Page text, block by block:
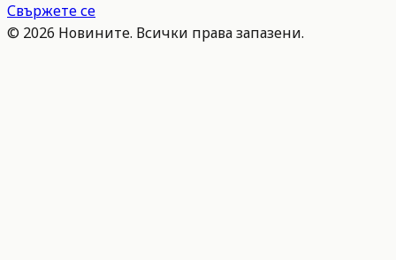
Свържете се
© 2026 Новините. Всички права запазени.